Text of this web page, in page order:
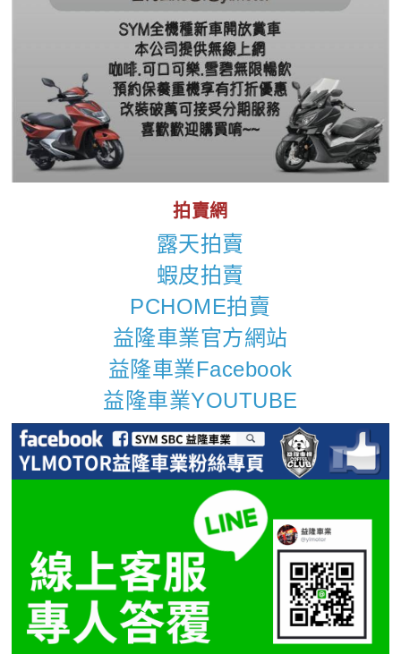
拍賣網
露天拍賣
蝦皮拍賣
PCHOME拍賣
益隆車業官方網站
益隆車業Facebook
益隆車業YOUTUBE